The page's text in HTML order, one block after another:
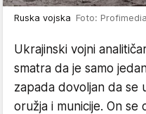
Ruska vojska Foto: Profimedia
Ukrajinski vojni
smatra da je samo
zapada dovoljan da se
oružja i municije. On se